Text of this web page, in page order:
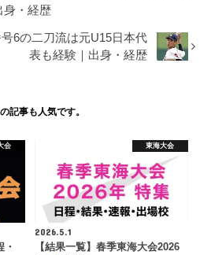
身・経歴
6の二刀流は元U15日本代
表も経験｜出身・経歴
記事も人気です。
会 東海大会
2026.5.1
【結果一覧】春季東海大会2026